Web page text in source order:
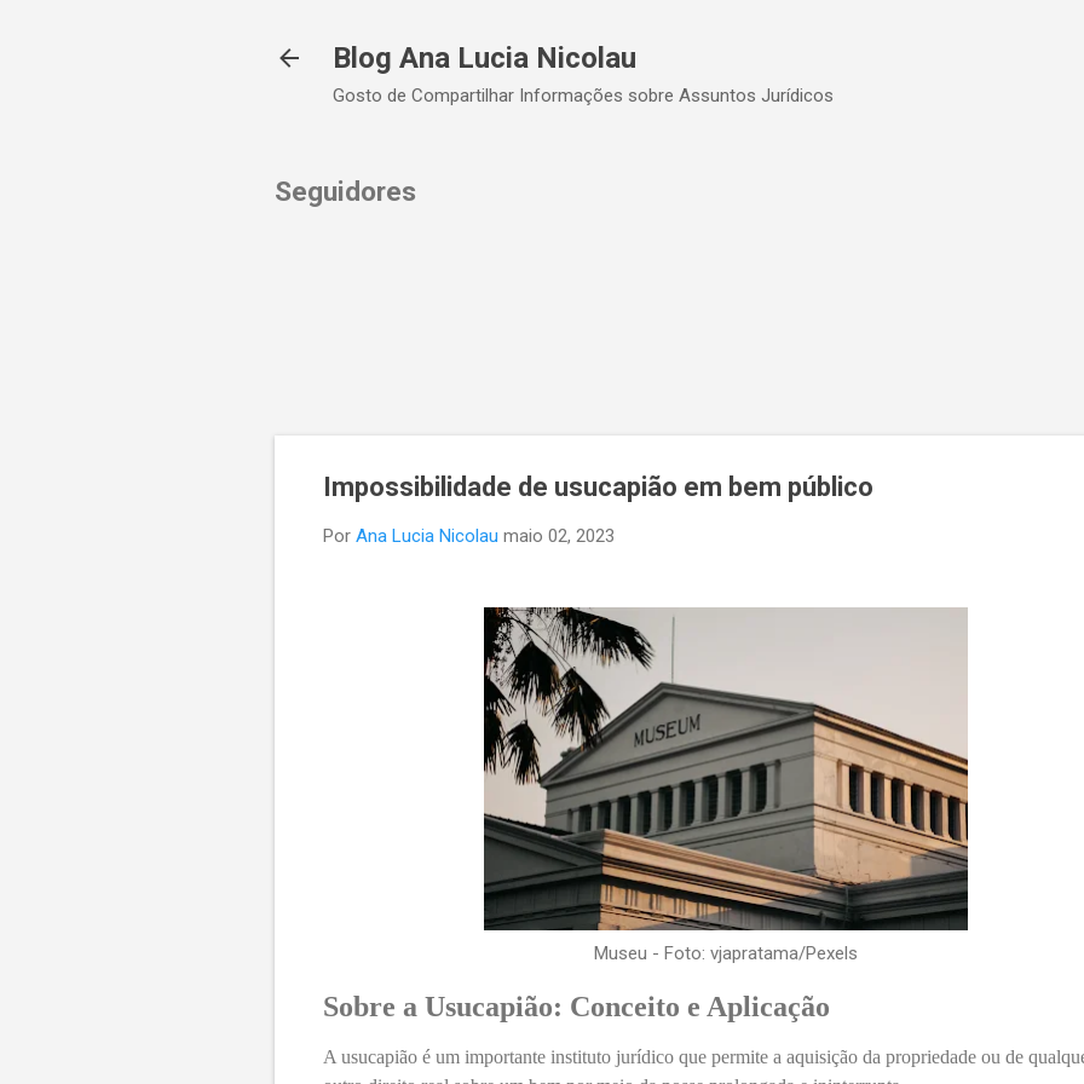
Blog Ana Lucia Nicolau
Gosto de Compartilhar Informações sobre Assuntos Jurídicos
Seguidores
Impossibilidade de usucapião em bem público
Por Ana Lucia Nicolau maio 02, 2023
Museu - Foto: vjapratama/Pexels
Sobre a Usucapião: Conceito e Aplicação
A usucapião é um importante instituto jurídico que permite a aquisição da propriedade ou de